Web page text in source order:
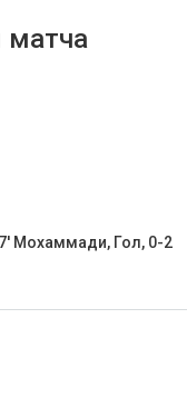
Мохаммади, Гол, 0-2